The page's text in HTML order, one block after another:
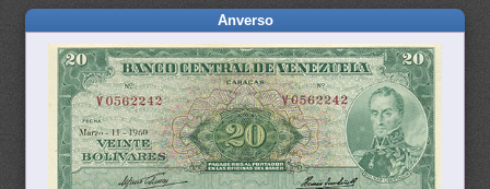
Anverso